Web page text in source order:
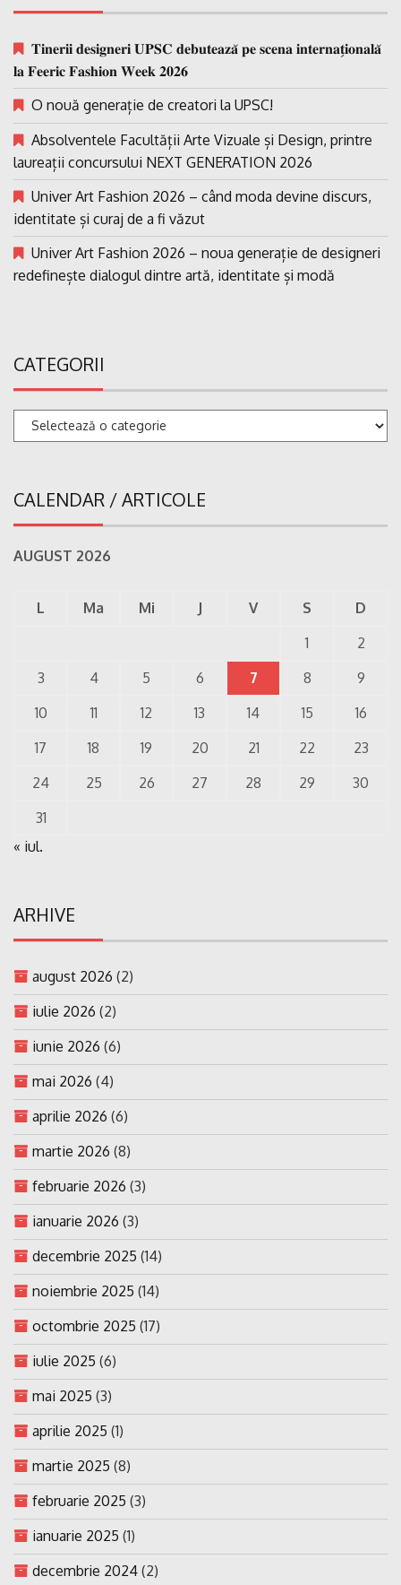
𝐓𝐢𝐧𝐞𝐫𝐢𝐢 𝐝𝐞𝐬𝐢𝐠𝐧𝐞𝐫𝐢 𝐔𝐏𝐒𝐂 𝐝𝐞𝐛𝐮𝐭𝐞𝐚𝐳𝐚̆ 𝐩𝐞 𝐬𝐜𝐞𝐧𝐚 𝐢𝐧𝐭𝐞𝐫𝐧𝐚𝐭̗𝐢𝐨𝐧𝐚𝐥𝐚̆
𝐥𝐚 𝐅𝐞𝐞𝐫𝐢𝐜 𝐅𝐚𝐬𝐡𝐢𝐨𝐧 𝐖𝐞𝐞𝐤 𝟐𝟎𝟐𝟔
O nouă generație de creatori la UPSC!
Absolventele Facultății Arte Vizuale și Design, printre
laureații concursului NEXT GENERATION 2026
Univer Art Fashion 2026 – când moda devine discurs,
identitate și curaj de a fi văzut
Univer Art Fashion 2026 – noua generație de designeri
redefinește dialogul dintre artă, identitate și modă
CATEGORII
Categorii
CALENDAR / ARTICOLE
AUGUST 2026
L Ma Mi J V S
D
1
2
3
4 5 6 7 8
9
10
11 12 13 14 15
16
17
18 19 20 21 22
23
24
25 26 27 28 29
30
31
« iul.
ARHIVE
august 2026 (2)
iulie 2026 (2)
iunie 2026 (6)
mai 2026 (4)
aprilie 2026 (6)
martie 2026 (8)
februarie 2026 (3)
ianuarie 2026 (3)
decembrie 2025 (14)
noiembrie 2025 (14)
octombrie 2025 (17)
iulie 2025 (6)
mai 2025 (3)
aprilie 2025 (1)
martie 2025 (8)
februarie 2025 (3)
ianuarie 2025 (1)
decembrie 2024 (2)